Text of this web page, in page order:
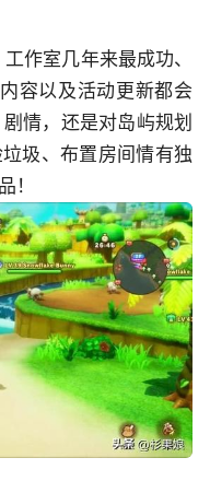
作室几年来最成功、
容以及活动更新都会
情，还是对岛屿规划
圾、布置房间情有独
！